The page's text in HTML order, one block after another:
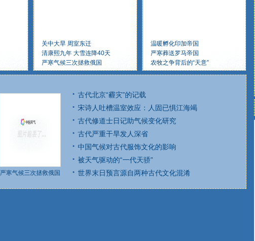
关中大旱 周室东迁
清康熙九年 大雪连降40天
严寒气候三次拯救俄国
温暖孵化印加帝国
严寒葬送罗马帝国
农牧之争背后的“天意”
严寒气候三次拯救俄国
古代北京“霾灾”的记载
宋诗人吐槽温室效应：人固已惧江海竭
古代修道士日记助气候变化研究
古代严重干旱发人深省
中国气候对古代服饰文化的影响
被天气驱动的“一代天骄”
世界末日预言源自两种古代文化混淆